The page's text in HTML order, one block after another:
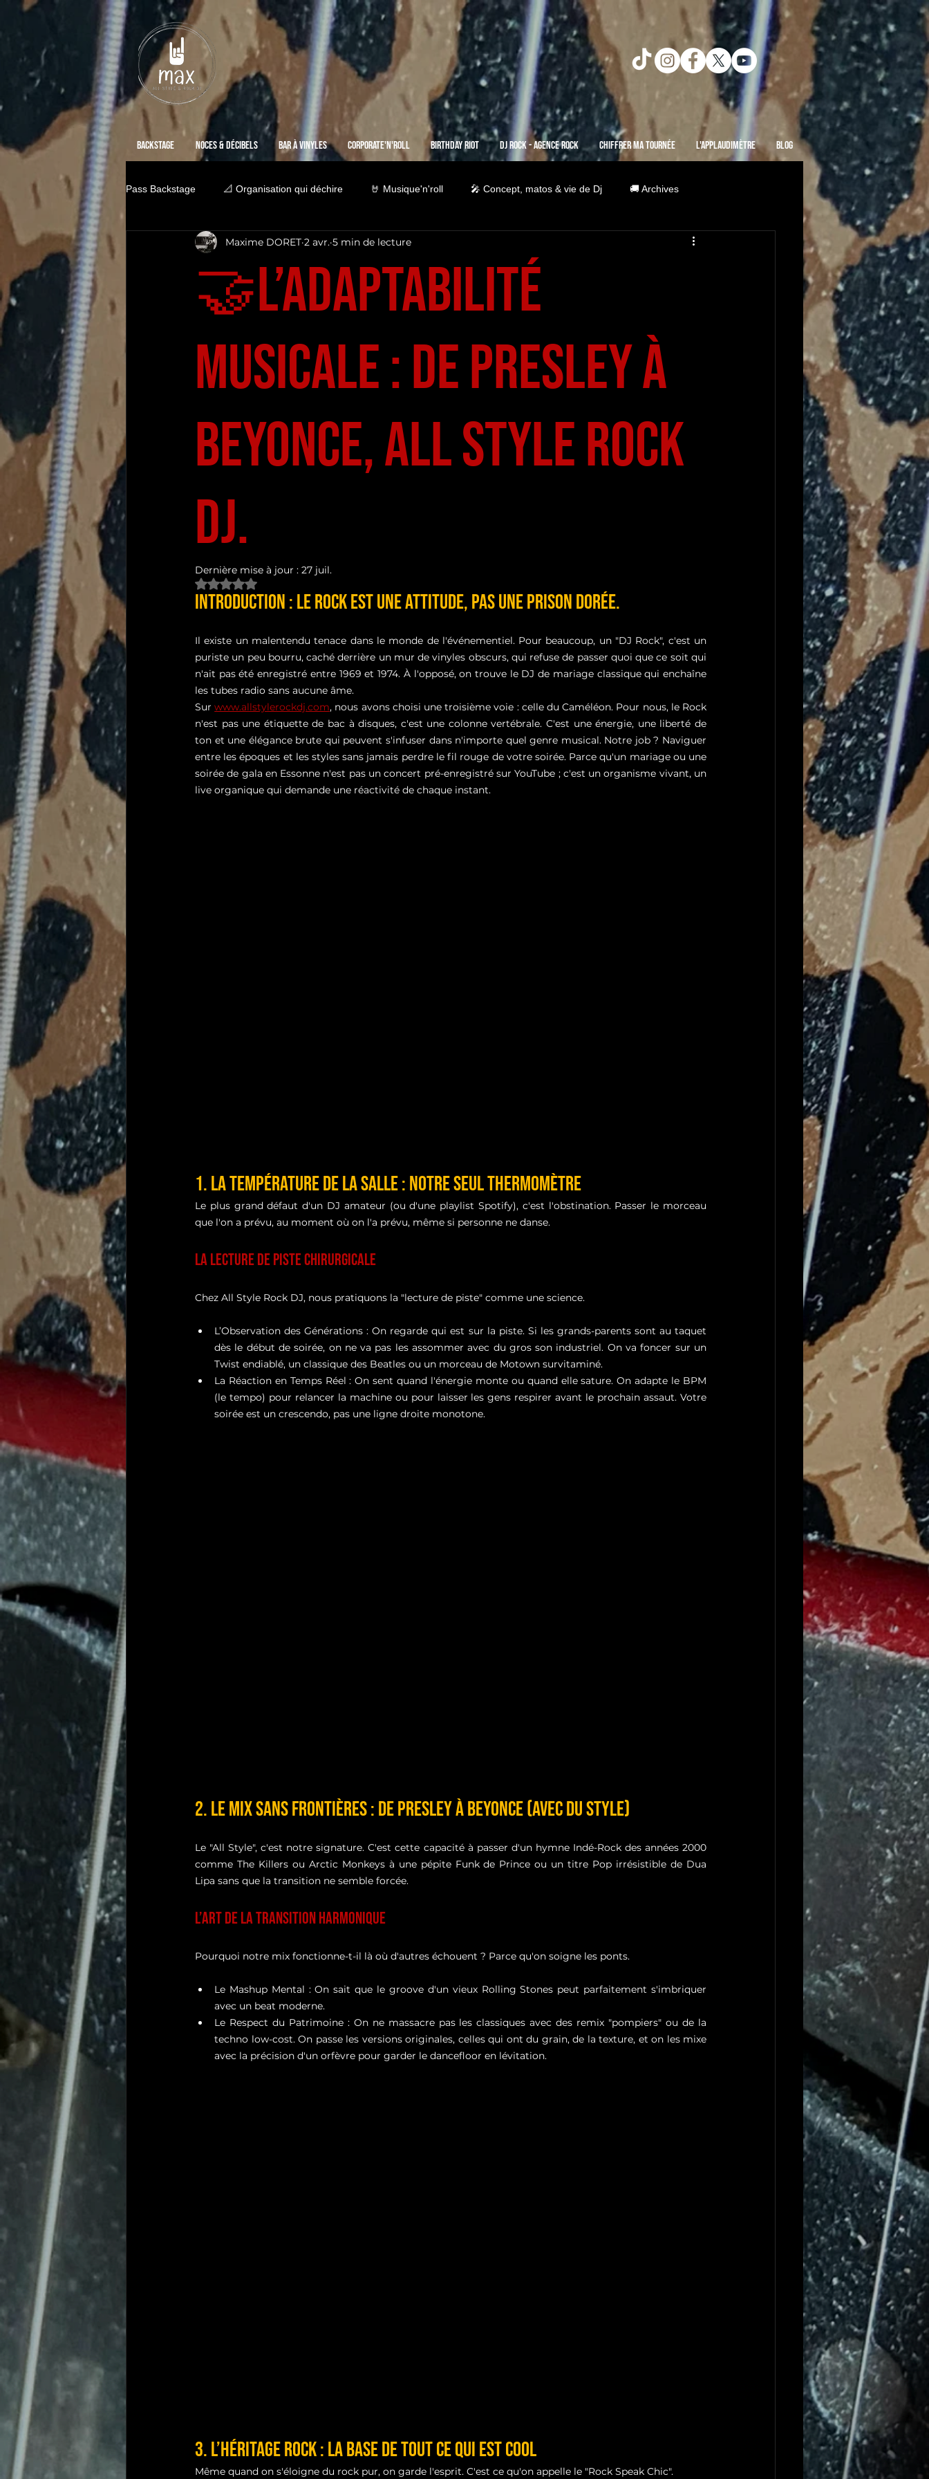
Backstage Noces & Décibels Bar à vinyles Corporate'n'Roll Birthday Riot Dj Rock - Agence Rock Chiffrer ma Tournée L'Applaudimètre Blog
Pass Backstage 📐 Organisation qui déchire 🤘 Musique'n'roll 🎤 Concept, matos & vie de Dj 🚚 Archives
🤝L’Adaptabilité
Musicale : De Presley à
Beyonce, all style rock
dj.
Maxime DORET 2 avr. 5 min de lecture
Dernière mise à jour : 27 juil.
Noté NaN étoiles sur 5.
Introduction : Le Rock est une Attitude, pas une Prison Dorée.
Il existe un malentendu tenace dans le monde de l'événementiel. Pour beaucoup, un "DJ Rock", c'est un
puriste un peu bourru, caché derrière un mur de vinyles obscurs, qui refuse de passer quoi que ce soit qui
n'ait pas été enregistré entre 1969 et 1974. À l'opposé, on trouve le DJ de mariage classique qui enchaîne
les tubes radio sans aucune âme.
Sur www.allstylerockdj.com, nous avons choisi une troisième voie : celle du Caméléon. Pour nous, le Rock
n'est pas une étiquette de bac à disques, c'est une colonne vertébrale. C'est une énergie, une liberté de
ton et une élégance brute qui peuvent s'infuser dans n'importe quel genre musical. Notre job ? Naviguer
entre les époques et les styles sans jamais perdre le fil rouge de votre soirée. Parce qu'un mariage ou une
soirée de gala en Essonne n'est pas un concert pré-enregistré sur YouTube ; c'est un organisme vivant, un
live organique qui demande une réactivité de chaque instant.
1. La Température de la Salle : Notre Seul Thermomètre
Le plus grand défaut d'un DJ amateur (ou d'une playlist Spotify), c'est l'obstination. Passer le morceau
que l'on a prévu, au moment où on l'a prévu, même si personne ne danse.
La Lecture de Piste Chirurgicale
Chez All Style Rock DJ, nous pratiquons la "lecture de piste" comme une science.
L’Observation des Générations : On regarde qui est sur la piste. Si les grands-parents sont au taquet
dès le début de soirée, on ne va pas les assommer avec du gros son industriel. On va foncer sur un
Twist endiablé, un classique des Beatles ou un morceau de Motown survitaminé.
La Réaction en Temps Réel : On sent quand l'énergie monte ou quand elle sature. On adapte le BPM
(le tempo) pour relancer la machine ou pour laisser les gens respirer avant le prochain assaut. Votre
soirée est un crescendo, pas une ligne droite monotone.
2. Le Mix Sans Frontières : De Presley à Beyonce (avec du Style)
Le "All Style", c'est notre signature. C'est cette capacité à passer d'un hymne Indé-Rock des années 2000
comme The Killers ou Arctic Monkeys à une pépite Funk de Prince ou un titre Pop irrésistible de Dua
Lipa sans que la transition ne semble forcée.
L’Art de la Transition Harmonique
Pourquoi notre mix fonctionne-t-il là où d'autres échouent ? Parce qu'on soigne les ponts.
Le Mashup Mental : On sait que le groove d'un vieux Rolling Stones peut parfaitement s'imbriquer
avec un beat moderne.
Le Respect du Patrimoine : On ne massacre pas les classiques avec des remix "pompiers" ou de la
techno low-cost. On passe les versions originales, celles qui ont du grain, de la texture, et on les mixe
avec la précision d'un orfèvre pour garder le dancefloor en lévitation.
3. L’Héritage Rock : La Base de Tout ce qui est Cool
Même quand on s'éloigne du rock pur, on garde l'esprit. C'est ce qu'on appelle le "Rock Speak Chic".